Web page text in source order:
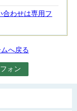
合わせは専用フ
へ戻る
ォン